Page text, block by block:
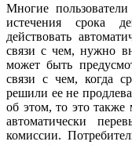
Многие
истечения срока
действовать
связи с чем, нужно
может быть
связи с чем, когда
решили ее не
об этом, то это также
автоматически
комиссии.